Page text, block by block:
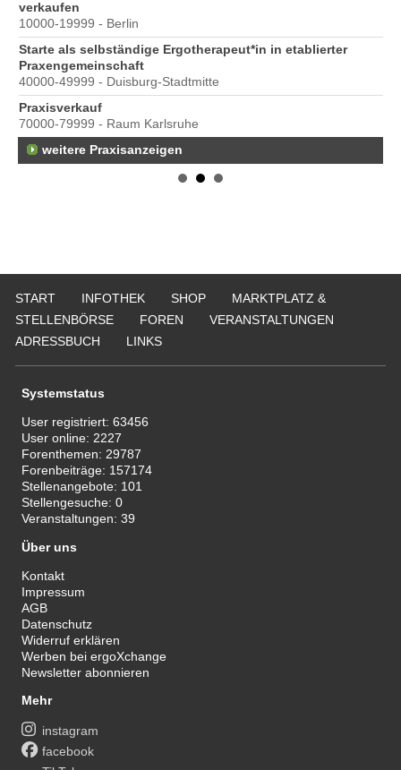
verkaufen
10000-19999 - Berlin
Starte als selbständige Ergotherapeut*in in etablierter
Praxengemeinschaft
40000-49999 - Duisburg-Stadtmitte
Praxisverkauf
70000-79999 - Raum Karlsruhe
weitere Praxisanzeigen
START INFOTHEK SHOP
MARKTPLATZ &
STELLENBÖRSE
FOREN
VERANSTALTUNGEN
ADRESSBUCH
LINKS
Systemstatus
User registriert:63456
User online: 2227
Forenthemen: 29787
Forenbeiträge: 157174
Stellenangebote: 101
Stellengesuche:0
Veranstaltungen:39
Über uns
Kontakt
Impressum
AGB
Datenschutz
Widerruf erklären
Werben bei ergoXchange
Newsletter abonnieren
Mehr
instagram
facebook